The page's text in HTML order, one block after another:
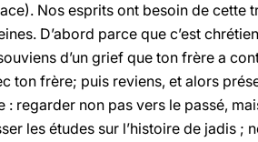
Nos esprits ont besoin de cette
D’abord parce que c’est
d’un grief que ton frère a
ton frère; puis reviens, et alors
regarder non pas vers le passé,
les études sur l’histoire de jadis ;